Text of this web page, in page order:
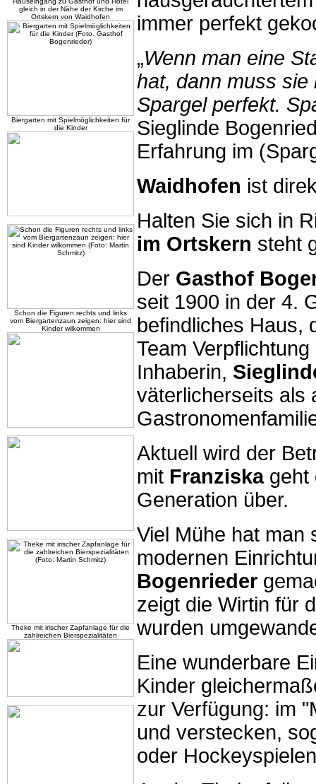
gleich in der Nähe der Kirche im
Ortskern von Waidhofen
Biergarten mit Spielmöglichkeiten für
die Kinder
Schon die Figuren rechts und links
vom Biergartenzaun zeigen: hier sind
Kinder wilkommen
Theke mit irischer Zapfanlage für die
zahlreichen Bierspezialitäten
immer perfekt
„Wenn man eine
hat, dann muss sie
Spargel perfekt.
Sieglinde
Erfahrung im
Waidhofen ist
Halten Sie sich in
im Ortskern steht
Der Gasthof
seit 1900 in der 4.
befindliches Haus,
Team
Inhaberin,
väterlicherseits als
Aktuell wird der
mit Franziskageht
Generation über.
Viel Mühe hat man
modernen
Bogenrieder
zeigt die Wirtin für
wurden
Eine wunderbare
Kinder
zur Verfügung: im
und verstecken,
oder